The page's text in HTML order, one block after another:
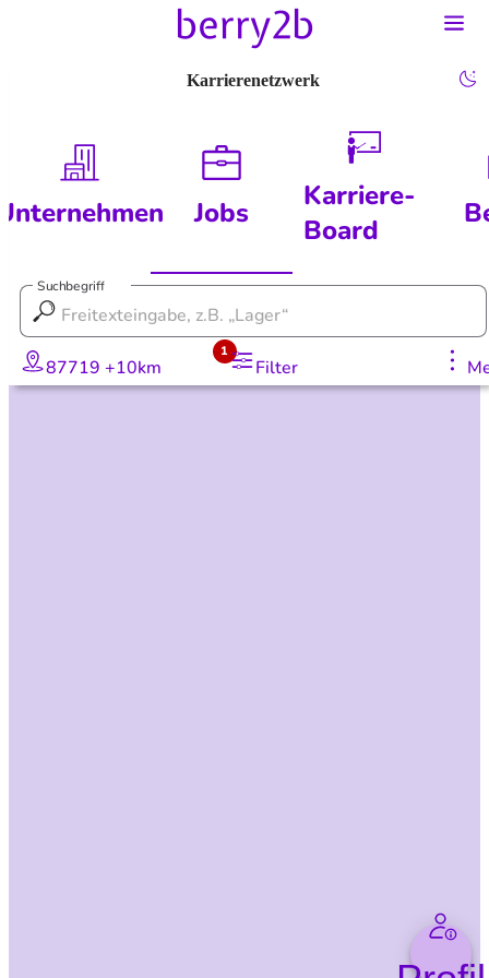
Karrierenetzwerk
Jobs
Karriere-
Board
Suchbegriff
87719 +10km Filter
1